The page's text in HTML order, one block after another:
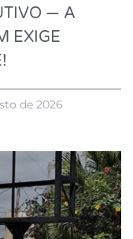
— A
EXIGE
de 2026